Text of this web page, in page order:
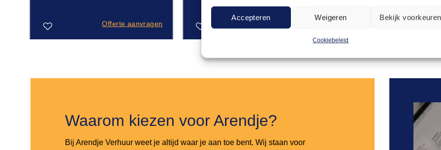
Accepteren Weigeren Bekijk voorkeuren
Cookiebeleid
Offerte aanvragen
Toevoegen
Offerte
Toevoegen
aan
Waarom kiezen voor Arendje?
Bij Arendje Verhuur weet je altijd waar je aan toe bent. Wij staan voor